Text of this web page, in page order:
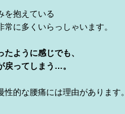
を抱えている
に多くいらっしゃいます。
ように感じでも、
戻ってしまう…。
性的な腰痛には理由があります。